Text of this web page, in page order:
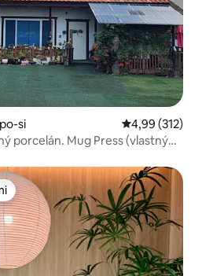
si Priemerné
4,99 (312)
porcelán. Mug Press (vlastný